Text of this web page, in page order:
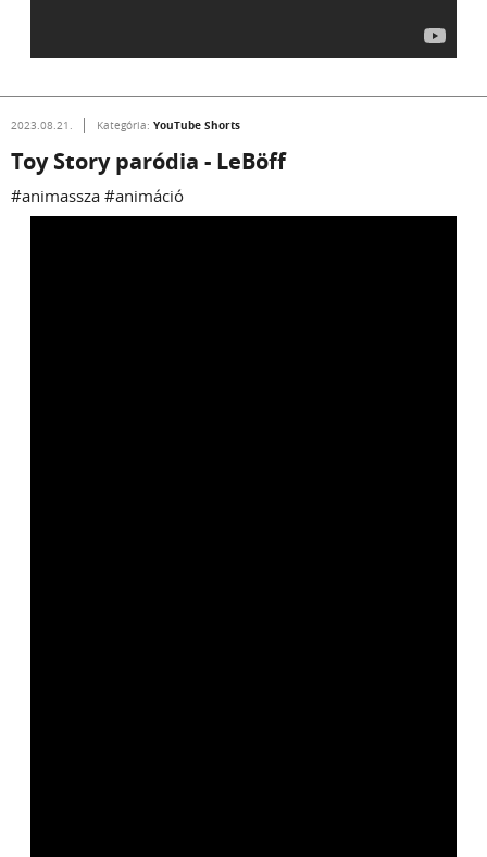
2023.08.21. Kategória: YouTube Shorts
Toy Story paródia - LeBöff
#animassza #animáció